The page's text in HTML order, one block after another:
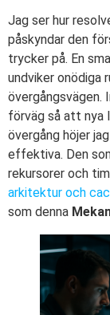
Jag ser hur
påskyndar den
trycker på. En
undviker onödiga
övergångsvägen.
förväg så att nya
övergång höjer
effektiva. Den
rekursorer och
arkitektur och
som denna